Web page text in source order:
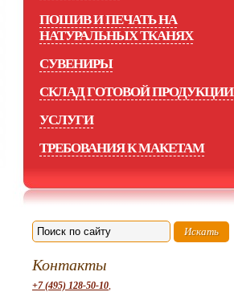
ПОШИВ И ПЕЧАТЬ НА
НАТУРАЛЬНЫХ ТКАНЯХ
СУВЕНИРЫ
СКЛАД ГОТОВОЙ ПРОДУКЦИИ
УСЛУГИ
ТРЕБОВАНИЯ К МАКЕТАМ
Контакты
+7 (495) 128-50-10,